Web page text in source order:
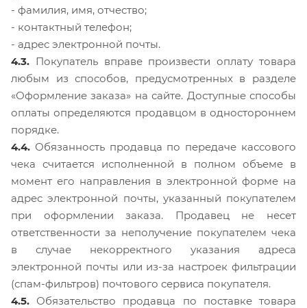
- фамилия, имя, отчество;
- контактный телефон;
- адрес электронной почты.
4.3. Покупатель вправе произвести оплату товара
любым из способов, предусмотренных в разделе
«Оформление заказа» на сайте. Доступные способы
оплаты определяются продавцом в одностороннем
порядке.
4.4. Обязанность продавца по передаче кассового
чека считается исполненной в полном объеме в
момент его направления в электронной форме на
адрес электронной почты, указанный покупателем
при оформлении заказа. Продавец не несет
ответственности за неполучение покупателем чека
в случае некорректного указания адреса
электронной почты или из-за настроек фильтрации
(спам-фильтров) почтового сервиса покупателя.
4.5. Обязательство продавца по поставке товара